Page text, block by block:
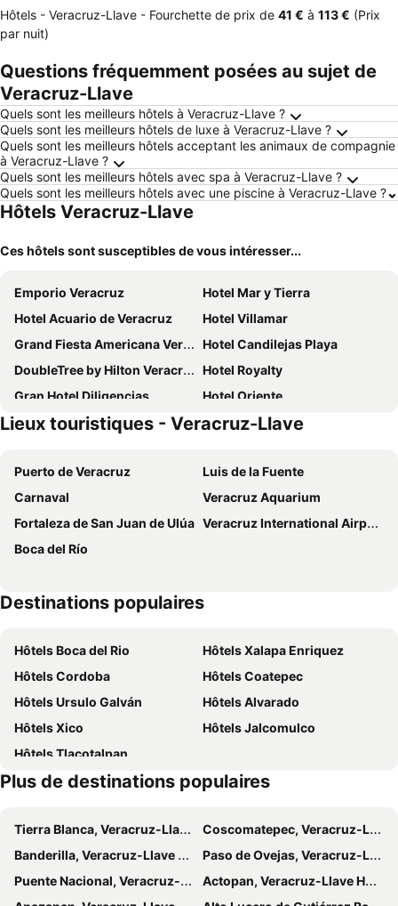
Hôtels - Veracruz-Llave - Fourchette de prix de ‎41 € à ‎113 € (Prix
par nuit)
Questions fréquemment posées au sujet de
Veracruz-Llave
Quels sont les meilleurs hôtels à Veracruz-Llave ?
Quels sont les meilleurs hôtels de luxe à Veracruz-Llave ?
Quels sont les meilleurs hôtels acceptant les animaux de compagnie
à Veracruz-Llave ?
Quels sont les meilleurs hôtels avec spa à Veracruz-Llave ?
Quels sont les meilleurs hôtels avec une piscine à Veracruz-Llave ?
Hôtels Veracruz-Llave
Ces hôtels sont susceptibles de vous intéresser...
Emporio Veracruz
Hotel Mar y Tierra
Hotel Acuario de Veracruz
Hotel Villamar
Grand Fiesta Americana Veracruz
Hotel Candilejas Playa
DoubleTree by Hilton Veracruz
Hotel Royalty
Gran Hotel Diligencias
Hotel Oriente
Hotel Delfines
Hotel Baluarte
Hotel Dorado Malecon & Playa
Hotel Central Veracruz
Hotel Acapulco
Hotel Playa de Oro
OYO Hotel El Conquistador
Ruiz Milan
City Express Junior by Marriott Veracruz Aeropuerto
Hotel Puerto Inn
WinDay Hotel Express
Hotel Veracruz Centro Historico
Hotel Xalapa
Hotel El Faro Malecon
Hotel Jar8
Yes Inn Nuevo Veracruz
Holiday Inn Express Veracruz Centro Historico
Hawaii Hotel Veracruz
Hotel Papagayo
Hotel Gran Via
Hotel Urbainn
Balaju Hotel & Suites
Hotel Posada del Carmen
Hotel Maria del Rocio
Hotel Múcara
Hotel Ulúa
Hotel Rolovi
Hotel Puerto Bello Veracruz
Lieux touristiques - Veracruz-Llave
Puerto de Veracruz
Luis de la Fuente
Carnaval
Veracruz Aquarium
Fortaleza de San Juan de Ulúa Veracruz International Airport
Boca del Río
Destinations populaires
Hôtels Boca del Rio
Hôtels Xalapa Enriquez
Hôtels Cordoba
Hôtels Coatepec
Hôtels Ursulo Galván
Hôtels Alvarado
Hôtels Xico
Hôtels Jalcomulco
Hôtels Tlacotalpan
Plus de destinations populaires
Tierra Blanca, Veracruz-Llave Hôtels
Coscomatepec, Veracruz-Llave Hôtels
Banderilla, Veracruz-Llave Hôtels
Paso de Ovejas, Veracruz-Llave Hôtels
Puente Nacional, Veracruz-Llave Hôtels
Actopan, Veracruz-Llave Hôtels